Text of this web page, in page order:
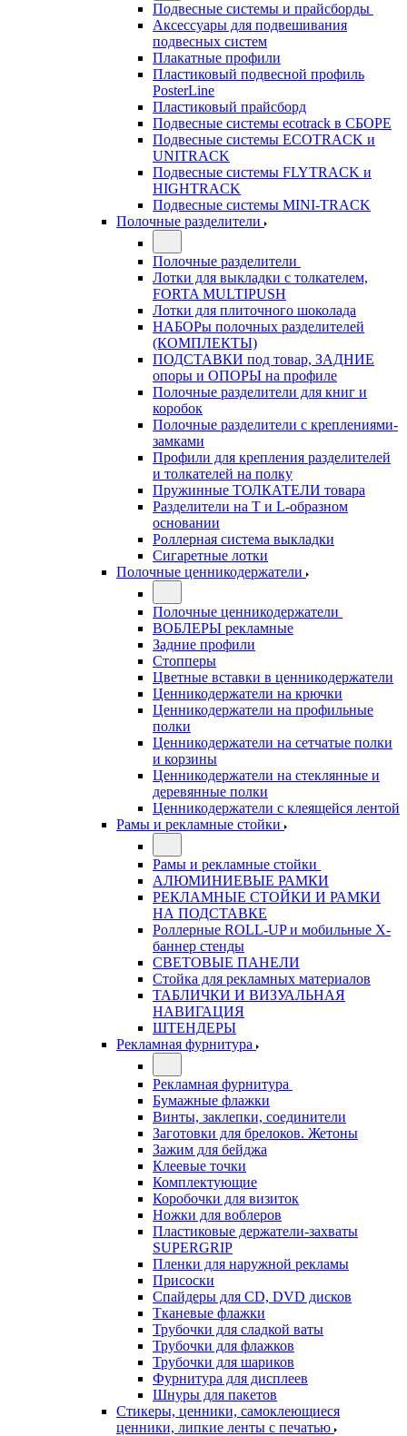
Подвесные системы и прайсборды
Аксессуары для подвешивания
подвесных систем
Плакатные профили
Пластиковый подвесной профиль
PosterLine
Пластиковый прайсборд
Подвесные системы ecotrack в СБОРЕ
Подвесные системы ECOTRACK и
UNITRACK
Подвесные системы FLYTRACK и
HIGHTRACK
Подвесные системы MINI-TRACK
Полочные разделители
Полочные разделители
Лотки для выкладки с толкателем,
FORTA MULTIPUSH
Лотки для плиточного шоколада
НАБОРы полочных разделителей
(КОМПЛЕКТЫ)
ПОДСТАВКИ под товар, ЗАДНИЕ
опоры и ОПОРЫ на профиле
Полочные разделители для книг и
коробок
Полочные разделители с креплениями-
замками
Профили для крепления разделителей
и толкателей на полку
Пружинные ТОЛКАТЕЛИ товара
Разделители на Т и L-образном
основании
Роллерная система выкладки
Сигаретные лотки
Полочные ценникодержатели
Полочные ценникодержатели
ВОБЛЕРЫ рекламные
Задние профили
Стопперы
Цветные вставки в ценникодержатели
Ценникодержатели на крючки
Ценникодержатели на профильные
полки
Ценникодержатели на сетчатые полки
и корзины
Ценникодержатели на стеклянные и
деревянные полки
Ценникодержатели с клеящейся лентой
Рамы и рекламные стойки
Рамы и рекламные стойки
АЛЮМИНИЕВЫЕ РАМКИ
РЕКЛАМНЫЕ СТОЙКИ И РАМКИ
НА ПОДСТАВКЕ
Роллерные ROLL-UP и мобильные X-
баннер стенды
СВЕТОВЫЕ ПАНЕЛИ
Стойка для рекламных материалов
ТАБЛИЧКИ И ВИЗУАЛЬНАЯ
НАВИГАЦИЯ
ШТЕНДЕРЫ
Рекламная фурнитура
Рекламная фурнитура
Бумажные флажки
Винты, заклепки, соединители
Заготовки для брелоков. Жетоны
Зажим для бейджа
Клеевые точки
Комплектующие
Коробочки для визиток
Ножки для воблеров
Пластиковые держатели-захваты
SUPERGRIP
Пленки для наружной рекламы
Присоски
Спайдеры для CD, DVD дисков
Тканевые флажки
Трубочки для сладкой ваты
Трубочки для флажков
Трубочки для шариков
Фурнитура для дисплеев
Шнуры для пакетов
Стикеры, ценники, самоклеющиеся
ценники, липкие ленты с печатью